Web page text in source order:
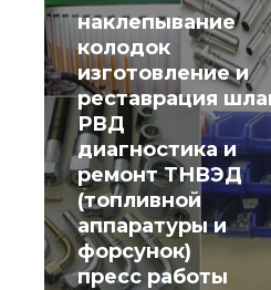
наклепывание
колодок
изготовление и
реставрация
РВД
диагностика и
ремонт ТНВЭД
(топливной
аппаратуры и
форсунок)
пресс работы